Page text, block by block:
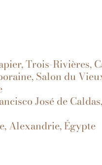
Trois-Rivières,
Salon du
José de
Alexandrie, Égypte